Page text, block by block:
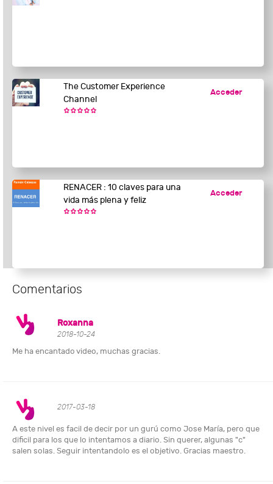
The Customer Experience
Channel
Acceder
RENACER : 10 claves para una
vida más plena y feliz
Acceder
Comentarios
Roxanna
2018-10-24
Me ha encantado video, muchas gracias.
2017-03-18
A este nivel es facil de decir por un gurú como Jose María, pero que
dificil para los que lo intentamos a diario. Sin querer, algunas "c"
salen solas. Seguir intentandolo es el objetivo. Gracias maestro.